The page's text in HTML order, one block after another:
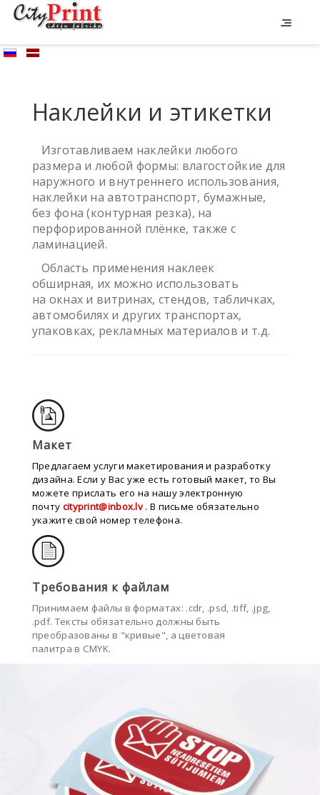
Наклейки и этикетки
Изготавливаем наклейки любого
размера и любой формы: влагостойкие для
наружного и внутреннего использования,
наклейки на автотранспорт, бумажные,
без фона (контурная резка), на
перфорированной плёнке, также с
ламинацией.
Область применения наклеек
обширная, их можно использовать
на окнах и витринах, стендов, табличках,
автомобилях и других транспортах,
упаковках, рекламных материалов и т.д.
Макет
Предлaгаем услуги макетирования и разработку
дизайна. Если у Вас уже есть готовый макет,то Вы
можете прислать его на нашу электронную
почту cityprint@inbox.lv. В письме обязательно
укажите свой номер телефона.
Требования к файлам
Принимаем файлы в форматах: .cdr, .psd, .tiff, .jpg,
.pdf. Тексты обязательно должны быть
преобразованы в "кривые", а цветовая
палитра в CMYK.